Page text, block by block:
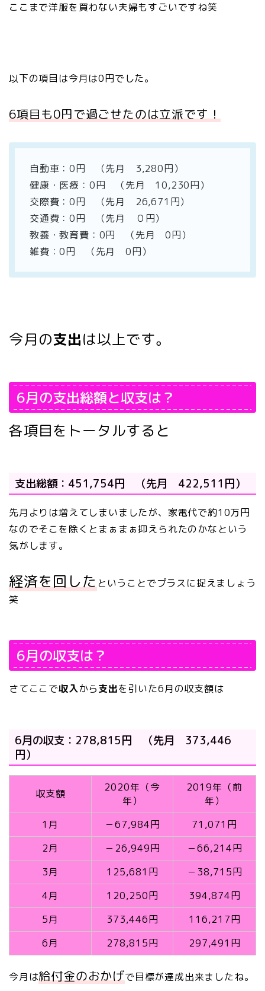
ここまで洋服を買わない夫婦もすごいですね笑
以下の項目は今月は0円でした。
6項目も0円で過ごせたのは立派です！
自動車：0円 （先月 3,280円）
健康・医療：0円 （先月 10,230円）
交際費：0円 （先月 26,671円）
交通費：0円 （先月 ０円）
教養・教育費：0円 （先月 0円）
雑費：0円 （先月 0円）
今月の支出は以上です。
6月の支出総額と収支は？
各項目をトータルすると
支出総額：451,754円 （先月 422,511円）
先月よりは増えてしまいましたが、家電代で約10万円
なのでそこを除くとまぁまぁ抑えられたのかなという
気がします。
経済を回した ということでプラスに捉えましょう
笑
6月の収支は？
さてここで収入から支出を引いた6月の収支額は
6月の収支：278,815円 （先月 373,446
円）
収支額
2020年（今
年）
2019年（前
年）
1月
－67,984円
71,071円
2月
－26,949円
－66,214円
3月
125,681円
－38,715円
4月
120,250円
394,874円
5月
373,446円
116,217円
6月
278,815円 297,491円
今月は給付金のおかげで目標が達成出来ましたね。